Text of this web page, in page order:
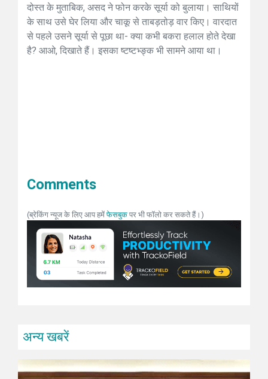
दोस्त के मुताबिक, असद ने फोन करके सूर्या को बुलाया। साथियों
के साथ उसे घेर लिया और चाकू से ताबड़तोड़ वार किए। वारदात
से पहले उसने सूर्या से पूछा था- क्या कभी बकरा हलाल होते देखा
है? आओ, दिखाते हैं। इसका ष्टष्टभ्ङ्क भी सामने आया था।
Comments
(ब्रेकिंग न्यूज के लिए आप हमेंफेसबुक पर भी फॉलो कर सकते हैं।)
अन्य खबरें